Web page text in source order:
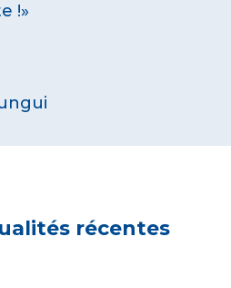
!»
récentes